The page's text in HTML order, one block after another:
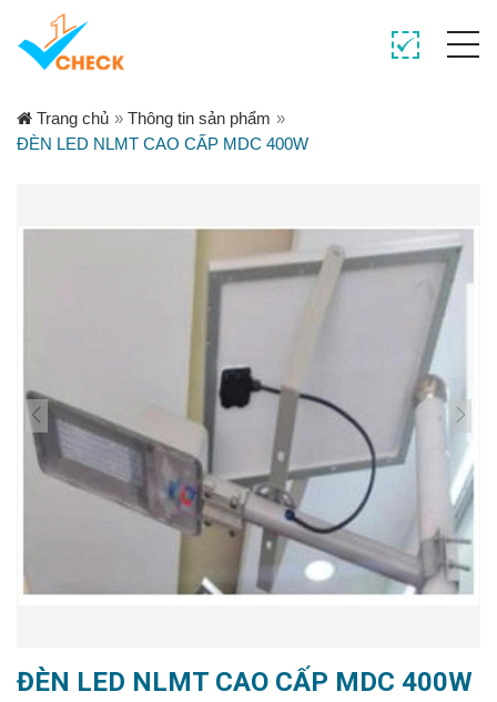
Trang chủ » Thông tin sản phẩm »
ĐÈN LED NLMT CAO CẤP MDC 400W
ĐÈN LED NLMT CAO CẤP MDC 400W